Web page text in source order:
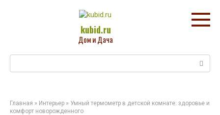
kubid.ru
Дом и Дача
Главная » Интерьер » Умный термометр в детской комнате: здоровье и
комфорт новорожденного